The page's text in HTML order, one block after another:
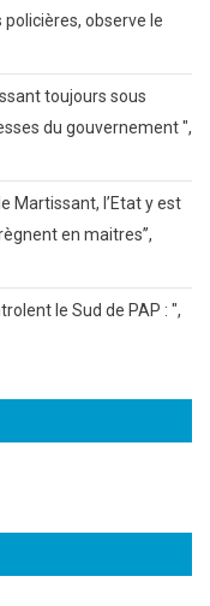
observe le
toujours sous
du gouvernement ",
Martissant, l’Etat y est
en maitres’’,
le Sud de PAP : ",